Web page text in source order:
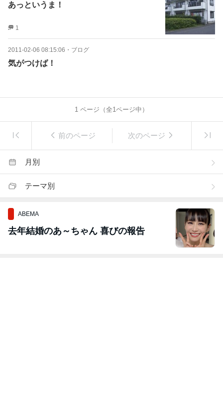
あっというま！
1
2011-02-06 08:15:06 ・ ブログ
気がつけば！
1 ページ（全1ページ中）
前のページ 次のページ
月別
テーマ別
ABEMA
去年結婚のあ～ちゃん 喜びの報告